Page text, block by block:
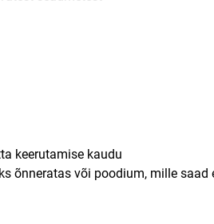
keerutamise kaudu
õnneratas või poodium, mille